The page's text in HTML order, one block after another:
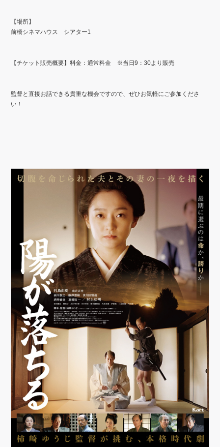
【場所】
前橋シネマハウス シアター1
【チケット販売概要】料金：通常料金 ※当日9：30より販売
監督と直接お話できる貴重な機会ですので、ぜひお気軽にご参加くださ
い！